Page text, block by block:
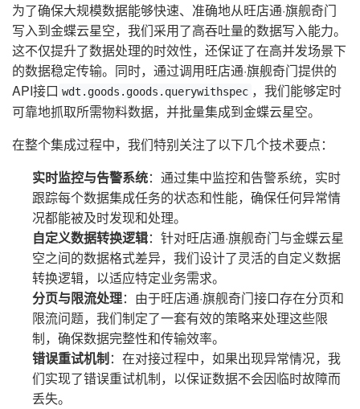
为了确保大规模数据能够快速、准确地从旺店通·旗舰奇门
写入到金蝶云星空，我们采用了高吞吐量的数据写入能力。
这不仅提升了数据处理的时效性，还保证了在高并发场景下
的数据稳定传输。同时，通过调用旺店通·旗舰奇门提供的
API接口 wdt.goods.goods.querywithspec ，我们能够定时
可靠地抓取所需物料数据，并批量集成到金蝶云星空。
在整个集成过程中，我们特别关注了以下几个技术要点：
实时监控与告警系统：通过集中监控和告警系统，实时
跟踪每个数据集成任务的状态和性能，确保任何异常情
况都能被及时发现和处理。
自定义数据转换逻辑：针对旺店通·旗舰奇门与金蝶云星
空之间的数据格式差异，我们设计了灵活的自定义数据
转换逻辑，以适应特定业务需求。
分页与限流处理：由于旺店通·旗舰奇门接口存在分页和
限流问题，我们制定了一套有效的策略来处理这些限
制，确保数据完整性和传输效率。
错误重试机制：在对接过程中，如果出现异常情况，我
们实现了错误重试机制，以保证数据不会因临时故障而
丢失。